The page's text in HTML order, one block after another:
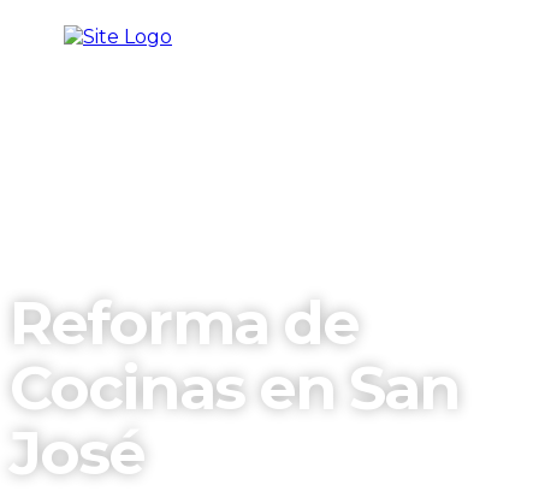
Reforma de
Cocinas en San
José